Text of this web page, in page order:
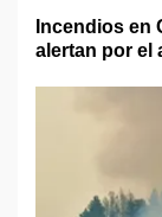
Incendios en
alertan por el